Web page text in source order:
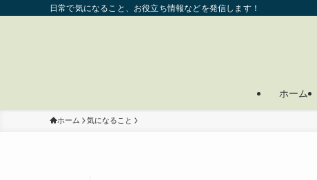
日常で気になること、お役立ち情報などを発信します！
ホーム
ホーム 気になること